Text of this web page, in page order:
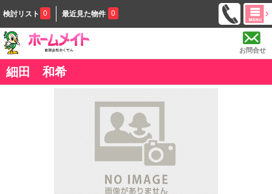
検討リスト 0 最近見た物件 0
お問合せ
細田 和希